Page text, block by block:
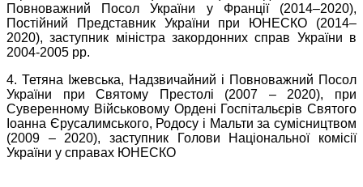
Повноважний Посол України у Франції (2014–2020),
Постійний Представник України при ЮНЕСКО (2014–
2020), заступник міністра закордонних справ України в
2004-2005 рр.
4. Тетяна Іжевська, Надзвичайний і Повноважний Посол
України при Святому Престолі (2007 – 2020), при
Суверенному Військовому Ордені Госпітальєрів Святого
Іоанна Єрусалимського, Родосу і Мальти за сумісництвом
(2009 – 2020), заступник Голови Національної комісії
України у справах ЮНЕСКО